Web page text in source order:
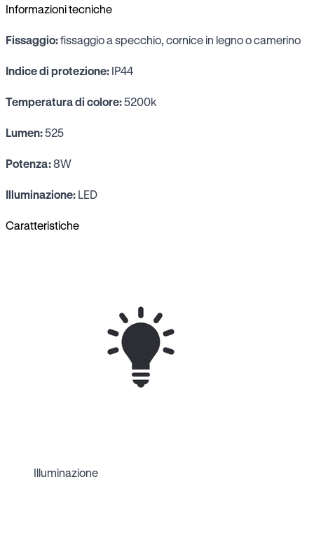
Informazioni tecniche
Fissaggio:fissaggio a specchio, cornice in legno o camerino
Indice di protezione: IP44
Temperatura di colore:5200k
Lumen:525
Potenza:8W
Illuminazione: LED
Caratteristiche
Illuminazione